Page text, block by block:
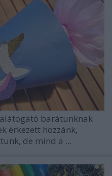
barátunknak
érkezett hozzánk,
de mind a ...